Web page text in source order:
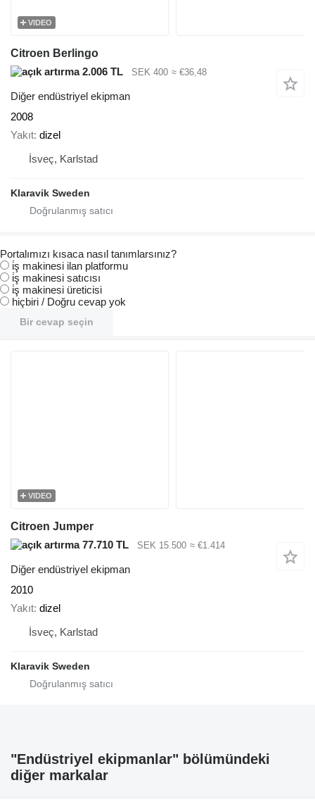
VIDEO
Citroen Berlingo
2.006 TL
SEK 400 ≈ €36,48
Diğer endüstriyel ekipman
2008
Yakıt dizel
İsveç, Karlstad
Klaravik Sweden
Portalımızı kısaca nasıl tanımlarsınız?
i̇ş makinesi ilan platformu
i̇ş makinesi satıcısı
i̇ş makinesi üreticisi
hiçbiri / Doğru cevap yok
Bir cevap seçin
VIDEO
Citroen Jumper
77.710 TL
SEK 15.500 ≈ €1.414
Diğer endüstriyel ekipman
2010
Yakıt dizel
İsveç, Karlstad
Klaravik Sweden
"Endüstriyel ekipmanlar" bölümündeki
diğer markalar